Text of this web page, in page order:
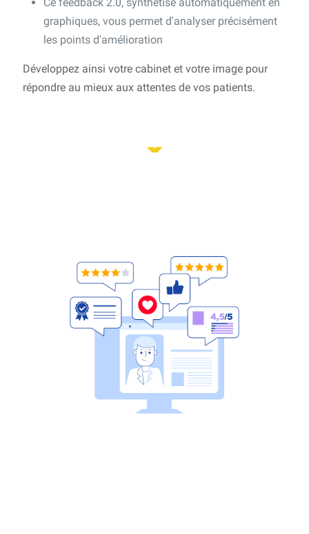
graphiques, vous permet d'analyser précisément
les points d'amélioration
Développez ainsi votre cabinet et votre image pour
répondre au mieux aux attentes de vos patients.